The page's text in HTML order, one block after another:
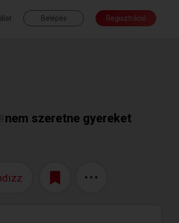
Belépés Regisztráció
nem szeretne gyereket